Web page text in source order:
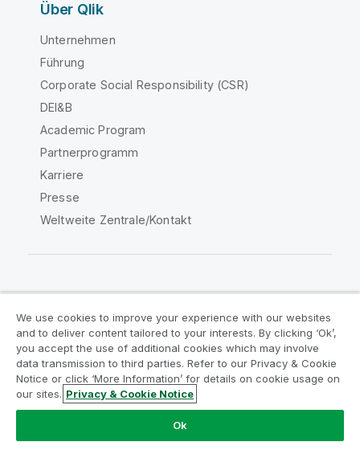
Über Qlik
Unternehmen
Führung
Corporate Social Responsibility (CSR)
DEI&B
Academic Program
Partnerprogramm
Karriere
Presse
Weltweite Zentrale/Kontakt
Rechtliche Vereinbarungen
Produktbedingungen
Legal Policies
Legal Policies
Benutzungsbedingungen
Marken
Do Not Share My Info
Copyright © 1993-2026 QlikTech International AB. Alle
We use cookies to improve your experience with our websites
and to deliver content tailored to your interests. By clicking ‘Ok’,
you accept the use of additional cookies which may involve
data transmission to third parties. Refer to our Privacy & Cookie
Notice or click ‘More Information’ for details on cookie usage on
our sites. Privacy & Cookie Notice
Ok